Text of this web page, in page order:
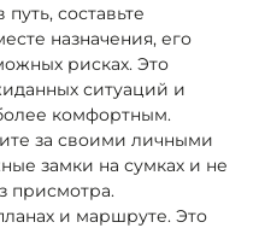
составьте
назначения, его
рисках. Это
ситуаций и
комфортным.
за своими личными
замки на сумках и не
присмотра.
и маршруте. Это